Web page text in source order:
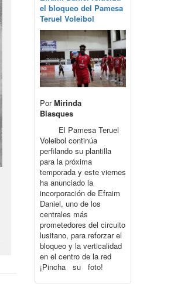
el bloqueo del Pamesa
Teruel Voleibol
PorMirinda
Blasques
El Pamesa Teruel
Voleibol continúa
perfilando su plantilla
para la próxima
temporada y este viernes
ha anunciado la
incorporación de Efraim
Daniel, uno de los
centrales más
prometedores del circuito
lusitano, para reforzar el
bloqueo y la verticalidad
en el centro de la red
¡Pincha su foto!